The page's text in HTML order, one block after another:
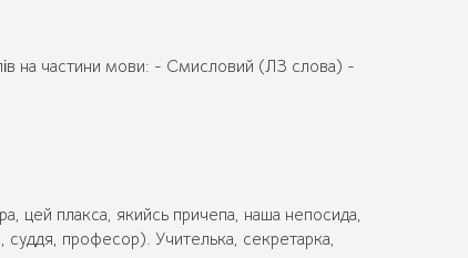
на частини мови: - Смисловий (ЛЗ слова) -
цей плакса, якийсь причепа, наша непосида,
суддя, професор). Учителька, секретарка,